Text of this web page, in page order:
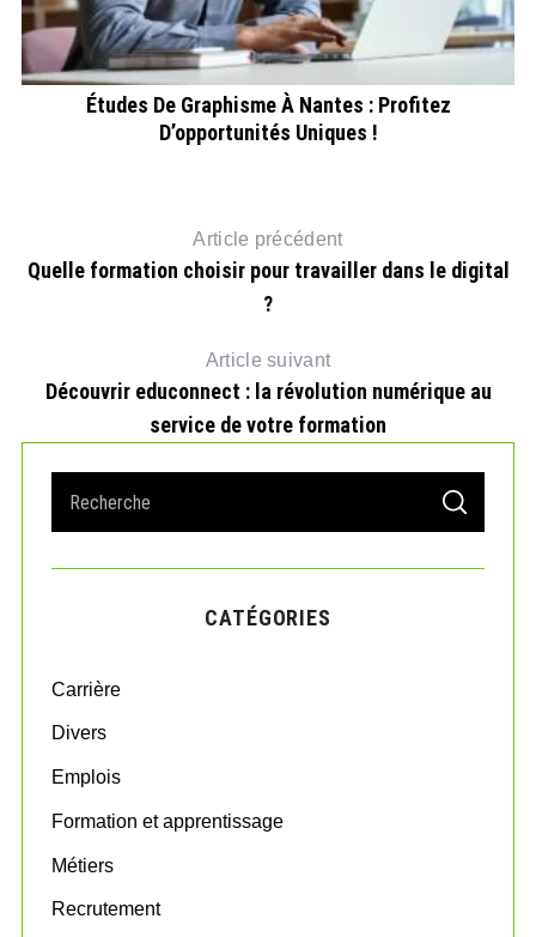
Études De Graphisme À Nantes : Profitez
D’opportunités Uniques !
Article précédent
Quelle formation choisir pour travailler dans le digital
?
Article suivant
Découvrir educonnect : la révolution numérique au
service de votre formation
a
r
o
:
S
A
C
CATÉGORIES
Carrière
Divers
Emplois
Formation et apprentissage
Métiers
Recrutement